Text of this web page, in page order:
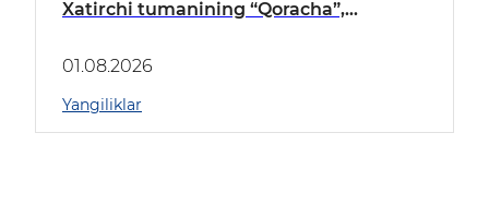
Xatirchi tumanining “Qoracha”,
borildi
01.08.2026
Yangiliklar